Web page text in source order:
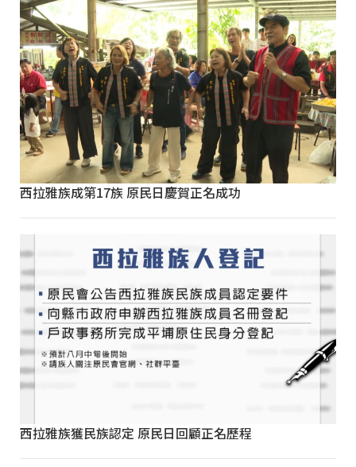
西拉雅族成第17族 原民日慶賀正名成功
西拉雅族獲民族認定 原民日回顧正名歷程